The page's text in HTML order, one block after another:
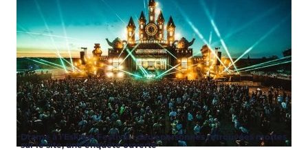
Drame à l’Eskape Festival : deux personnes retrouvées mortes
sur le site, une enquête ouverte